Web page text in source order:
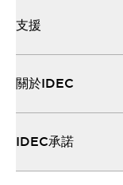
支援
關於IDEC
IDEC承諾